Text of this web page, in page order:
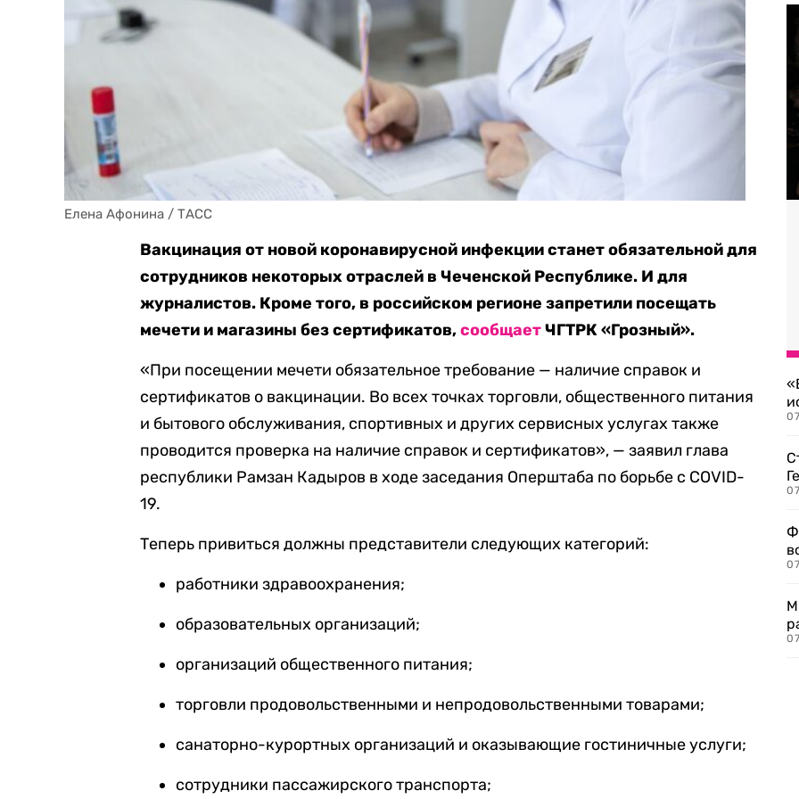
Елена Афонина / ТАСС
Вакцинация от новой коронавирусной инфекции станет обязательной для
сотрудников некоторых отраслей в Чеченской Республике. И для
журналистов. Кроме того, в российском регионе запретили посещать
мечети и магазины без сертификатов,сообщаетЧГТРК «Грозный».
«При посещении мечети обязательное требование — наличие справок и
сертификатов о вакцинации. Во всех точках торговли, общественного питания
и бытового обслуживания, спортивных и других сервисных услугах также
проводится проверка на наличие справок и сертификатов», — заявил глава
республики Рамзан Кадыров в ходе заседания Оперштаба по борьбе с COVID-
19.
Теперь привиться должны представители следующих категорий:
работники здравоохранения;
образовательных организаций;
организаций общественного питания;
торговли продовольственными и непродовольственными товарами;
санаторно-курортных организаций и оказывающие гостиничные услуги;
сотрудники пассажирского транспорта;